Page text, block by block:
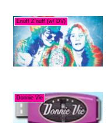
Enuff Z'nuff (w/ DV)
Donnie Vie